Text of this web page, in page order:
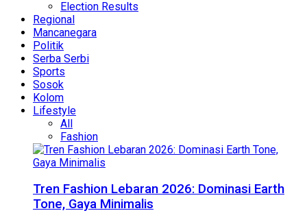
Election Results
Regional
Mancanegara
Politik
Serba Serbi
Sports
Sosok
Kolom
Lifestyle
All
Fashion
Tren Fashion Lebaran 2026: Dominasi Earth
Tone, Gaya Minimalis